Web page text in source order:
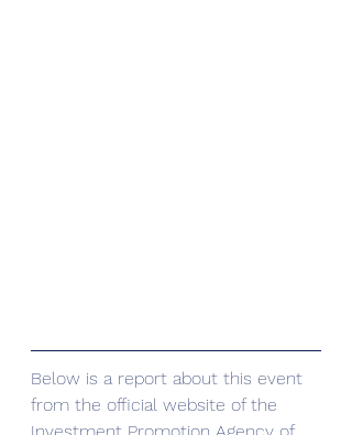
Below is a report about this event
from the official website of the
Investment Promotion Agency of